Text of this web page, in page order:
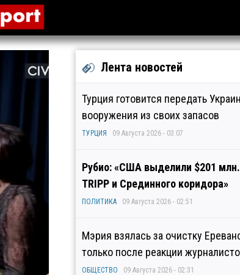
Лента новостей
Турция готовится передать
вооружения из своих запасов
ТУРЦИЯ 09 Августа 2026 - 03:07
Рубио: «США выделили $201
TRIPP и Срединного коридора»
ПОЛИТИКА 09 Августа 2026 - 02:51
Мэрия взялась за очистку
только после реакции
ОБЩЕСТВО 09 Августа 2026 - 02:31